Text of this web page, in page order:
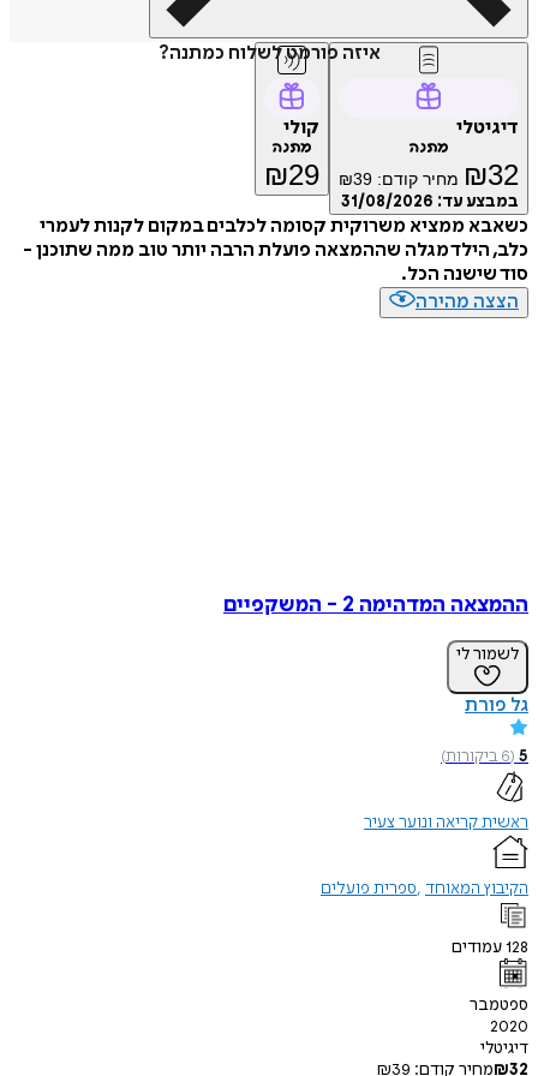
איזה פורמט לשלוח כמתנה?
₪ מחיר קודם: ₪39
עד:31/08/2026
₪ 29
ממציא משרוקית קסומה לכלבים במקום לקנות לעמרי
מגלה שההמצאה פועלת הרבה יותר טוב ממה שתוכנן -
הכל.
מהירה
המדהימה 2 - המשקפיים
לי
)
קריאה ונוער צעיר
המאוחד ספרית פועלים
קודם:
₪39